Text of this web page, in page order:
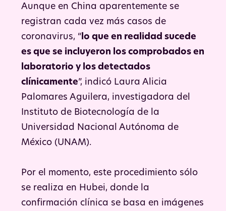
Aunque en China aparentemente se
registran cada vez más casos de
coronavirus, “ lo que en realidad sucede
es que se incluyeron los comprobados en
laboratorio y los detectados
clínicamente”, indicó Laura Alicia
Palomares Aguilera, investigadora del
Instituto de Biotecnología de la
Universidad Nacional Autónoma de
México (UNAM).
Por el momento, este procedimiento sólo
se realiza en Hubei, donde la
confirmación clínica se basa en imágenes